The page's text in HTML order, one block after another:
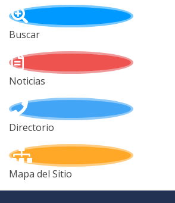
Buscar
Noticias
Directorio
Mapa del Sitio